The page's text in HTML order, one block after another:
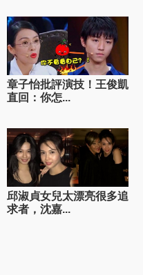
章子怡批評演技！王俊凱
直回：你怎...
邱淑貞女兒太漂亮很多追
求者，沈嘉...